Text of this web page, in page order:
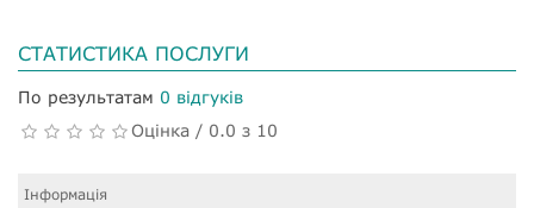
СТАТИСТИКА ПОСЛУГИ
По результатам 0 відгуків
Оцінка / 0.0 з 10
Інформація